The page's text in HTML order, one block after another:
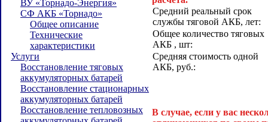
ВУ «Торнадо-Энергия»
СФ АКБ «Торнадо»
Общее описание
Технические
характеристики
Услуги
Восстановление тяговых
аккумуляторных батарей
Восстановление стационарных
аккумуляторных батарей
Восстановление тепловозных
Средний реальный срок
службы тяговой АКБ, лет:
Общее количество тяговых
АКБ , шт:
Средняя стоимость одной
АКБ, руб.:
В случае, если у вас